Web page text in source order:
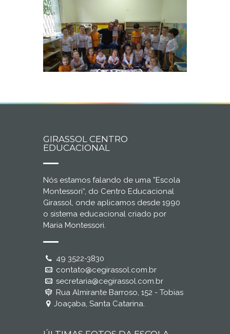
GIRASSOL CENTRO
EDUCACIONAL
Nós estamos falando de uma ”Escola
Montessori“, do Centro Educacional
Girassol, onde aplicamos desde 1990
o sistema educacional criado por
Maria Montessori.
49 3522-3830
contato@cegirassol.com.br
secretaria@cegirassol.com.br
Rua Almirante Barroso, 152 - Tobias
Joaçaba, Santa Catarina.